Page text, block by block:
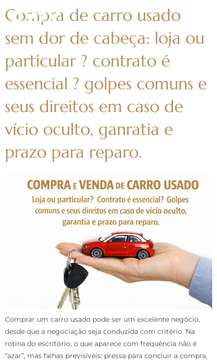
Compra de carro usado
sem dor de cabeça: loja ou
particular ? contrato é
essencial ? golpes comuns e
seus direitos em caso de
vício oculto, ganratia e
prazo para reparo.
Comprar um carro usado pode ser um excelente negócio,
desde que a negociação seja conduzida com critério. Na
rotina do escritório, o que aparece com frequência não é
“azar”, mas falhas previsíveis: pressa para concluir a compra,